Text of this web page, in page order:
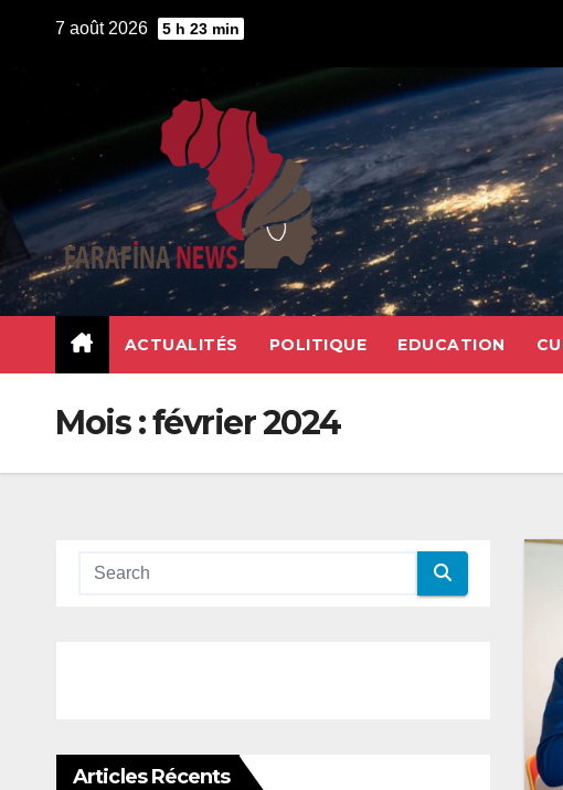
7 août 2026 5 h 23 min
ACTUALITÉS POLITIQUE EDUCATION
Mois :février 2024
Articles Récents